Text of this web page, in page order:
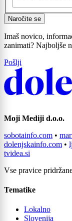
Naročite se
Imaš novico,
zanimati? Najboljše
Pošlji
Moji Mediji d.o.o.
sobotainfo.com •
dolenjskainfo.com •
tvidea.si
Vse pravice
Tematike
Lokalno
Slovenija